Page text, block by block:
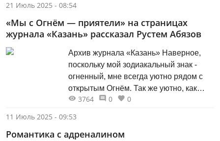
поколения, которые уже не кажутся
нам странными. Вегетарианцы,
пескетарианцы (те, кто не едят мясо,
рыбу), веганы (отказались как от мяса,
так и от всех молочных продуктов) и т.
д. — это уже не так ново и необычно,
хотя наши бабушки и дедушки,
услышав такие термины, вероятнее
всего, огорчённо покачали бы
21 Июль 2025 - 08:54
«Мы с Огнём — приятели» на страницах
журнала «Казань» рассказал Рустем Абязов
Архив журнала «Казань» Наверное,
поскольку мой зодиакальный знак ­
огненный, мне всегда уютно рядом с
открытым Огнём. Так же уютно, как
рядом с хорошим другом. Очень люблю
3764 0
0
11 Июль 2025 - 09:53
Романтика с адреналином